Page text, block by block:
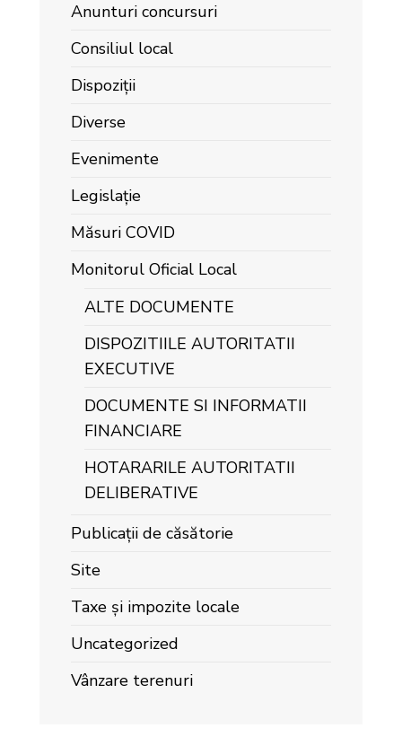
Anunturi concursuri
Consiliul local
Dispoziții
Diverse
Evenimente
Legislație
Măsuri COVID
Monitorul Oficial Local
ALTE DOCUMENTE
DISPOZITIILE AUTORITATII
EXECUTIVE
DOCUMENTE SI INFORMATII
FINANCIARE
HOTARARILE AUTORITATII
DELIBERATIVE
Publicații de căsătorie
Site
Taxe și impozite locale
Uncategorized
Vânzare terenuri